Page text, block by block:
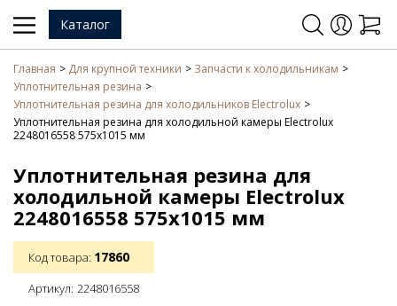
Каталог
Главная Для крупной техники
Запчасти к холодильникам
Уплотнительная резина
Уплотнительная резина для холодильников Electrolux
Уплотнительная резина для холодильной камеры Electrolux
2248016558 575х1015 мм
Уплотнительная резина для
холодильной камеры Electrolux
2248016558 575х1015 мм
Код товара: 17860
Артикул: 2248016558